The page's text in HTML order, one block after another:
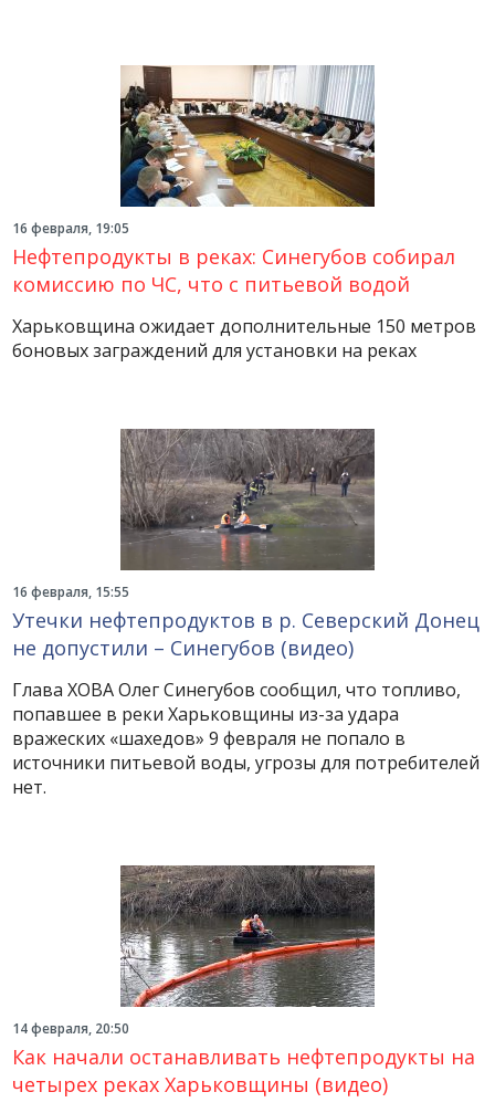
16 февраля, 19:05
Нефтепродукты в реках: Синегубов собирал
комиссию по ЧС, что с питьевой водой
Харьковщина ожидает дополнительные 150 метров
боновых заграждений для установки на реках
16 февраля, 15:55
Утечки нефтепродуктов в р. Северский Донец
не допустили – Синегубов (видео)
Глава ХОВА Олег Синегубов сообщил, что топливо,
попавшее в реки Харьковщины из-за удара
вражеских «шахедов» 9 февраля не попало в
источники питьевой воды, угрозы для потребителей
нет.
14 февраля, 20:50
Как начали останавливать нефтепродукты на
четырех реках Харьковщины (видео)